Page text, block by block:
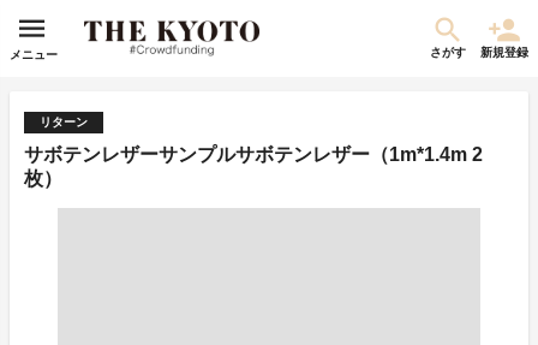
メニュー さがす 新規登録
リターン
サボテンレザーサンプルサボテンレザー（1m*1.4m 2
枚）